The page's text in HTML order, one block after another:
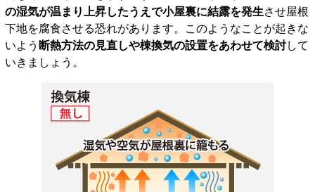
の湿気が温まり上昇したうえで小屋裏に結露を発生させ屋根
下地を腐食させる恐れがあります。このようなことが起きな
いよう 断熱方法の見直しや棟換気の設置をあわせて検討して
いきましょう。